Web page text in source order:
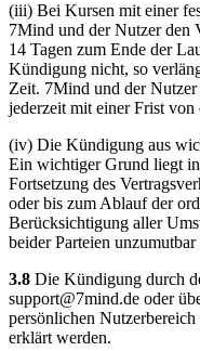
(iii) Bei Kursen mit einer
7Mind und der Nutzer den
14 Tagen zum Ende der
Kündigung nicht, so
Zeit. 7Mind und der Nutzer
jederzeit mit einer Frist
(iv) Die Kündigung aus
Ein wichtiger Grund liegt
Fortsetzung des
oder bis zum Ablauf der
Berücksichtigung aller
beider Parteien unzumutbar
3.8 Die Kündigung durch
support@7mind.de oder
persönlichen Nutzerbereich
erklärt werden.